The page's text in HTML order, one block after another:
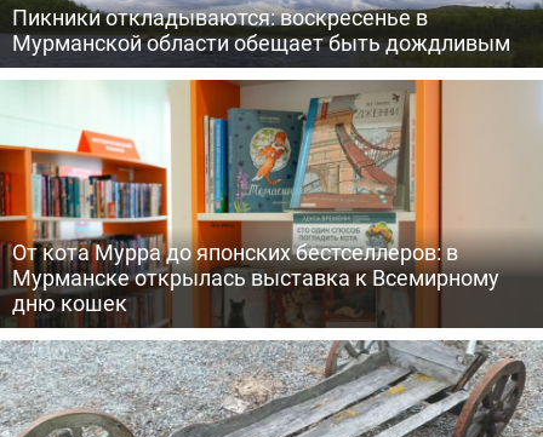
Пикники откладываются: воскресенье в
Мурманской области обещает быть дождливым
От кота Мурра до японских бестселлеров: в
Мурманске открылась выставка к Всемирному
дню кошек